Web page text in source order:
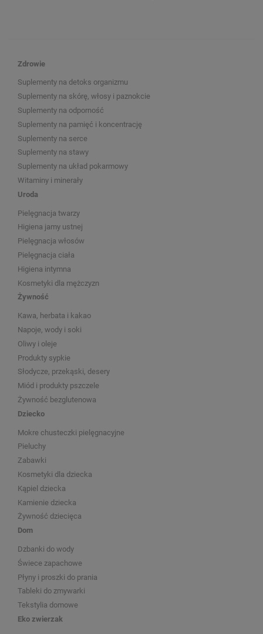
Zdrowie
Suplementy na detoks organizmu
Suplementy na skórę, włosy i paznokcie
Suplementy na odporność
Suplementy na pamięć i koncentrację
Suplementy na serce
Suplementy na stawy
Suplementy na układ pokarmowy
Witaminy i minerały
Uroda
Pielęgnacja twarzy
Higiena jamy ustnej
Pielęgnacja włosów
Pielęgnacja ciała
Higiena intymna
Kosmetyki dla mężczyzn
Żywność
Kawa, herbata i kakao
Napoje, wody i soki
Oliwy i oleje
Produkty sypkie
Słodycze, przekąski, desery
Miód i produkty pszczele
Żywność bezglutenowa
Dziecko
Mokre chusteczki pielęgnacyjne
Pieluchy
Zabawki
Kosmetyki dla dziecka
Kąpiel dziecka
Kamienie dziecka
Żywność dziecięca
Dom
Dzbanki do wody
Świece zapachowe
Płyny i proszki do prania
Tableki do zmywarki
Tekstylia domowe
Eko zwierzak